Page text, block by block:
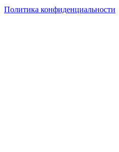
Политика конфиденциальности